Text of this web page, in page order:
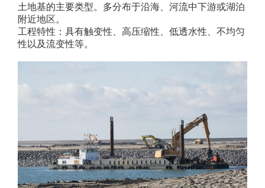
土地基的主要类型。多分布于沿海、河流中下游或湖泊
附近地区。
工程特性 ： 具有触变性、高压缩性、低透水性、不均匀
性以及流变性等。